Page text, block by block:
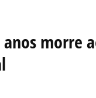
morre